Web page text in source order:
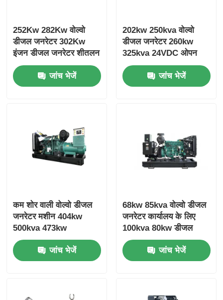
252Kw 282Kw वोल्वो
डीजल जनरेटर 302Kw
इंजन डीजल जनरेटर शीतलन
प्रणाली
जांच भेजें
202kw 250kva वोल्वो
डीजल जनरेटर 260kw
325kva 24VDC ओपन
डीजल जनरेटर सेट
जांच भेजें
कम शोर वाली वोल्वो डीजल
जनरेटर मशीन 404kw
500kva 473kw
587.5kva Marine
Genset Diesel
जांच भेजें
68kw 85kva वोल्वो डीजल
जनरेटर कार्यालय के लिए
100kva 80kw डीजल
जनरेटर
जांच भेजें